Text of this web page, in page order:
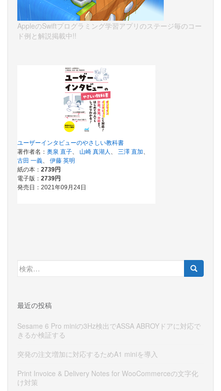
AppleのSwiftプログラミング学習アプリのステージ毎のコー
ド例と解説掲載中!!
検
索:
最近の投稿
Sesame 6 Pro miniの3Hz検出でASSA ABROYドアに対応で
きるか検証する
突発の注文増加に対応するためA1 miniを導入
Print Invoice & Delivery Notes for WooCommerceの文字化
け対策